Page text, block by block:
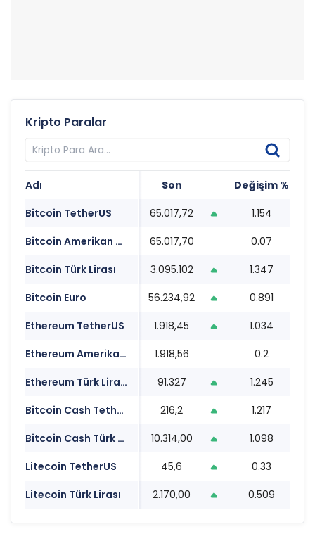
Kripto Paralar
Adı Son Değişim %
Bitcoin TetherUS
65.017,72 1.154
Bitcoin Amerikan Doları
65.017,70 0.07
Bitcoin Türk Lirası
3.095.102 1.347
Bitcoin Euro
56.234,92 0.891
Ethereum TetherUS
1.918,45 1.034
Ethereum Amerikan Doları
1.918,56 0.2
Ethereum Türk Lirası
91.327 1.245
Bitcoin Cash TetherUS
216,2 1.217
Bitcoin Cash Türk Lirası
10.314,00 1.098
Litecoin TetherUS
45,6 0.33
Litecoin Türk Lirası
2.170,00 0.509